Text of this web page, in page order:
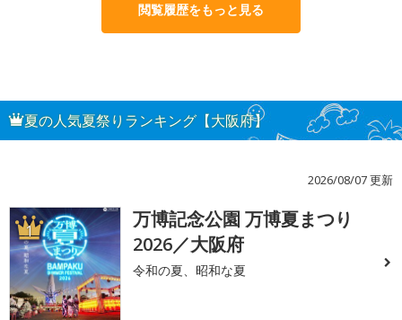
閲覧履歴をもっと見る
夏の人気夏祭りランキング【大阪府】
2026/08/07 更新
1
万博記念公園 万博夏まつり
2026／大阪府
令和の夏、昭和な夏